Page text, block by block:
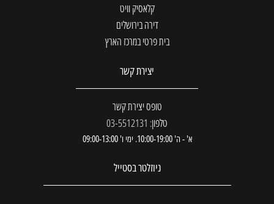
קלאסיק וויט
דירה בירושלים
בית פרטי במרכז הארץ
יצירת קשר
טופס יצירת קשר
טלפון: 03-5512131
א' - ה' 10:00-19:00. ימי ו' 09:00-13:00
ניוזלטר בסטייל